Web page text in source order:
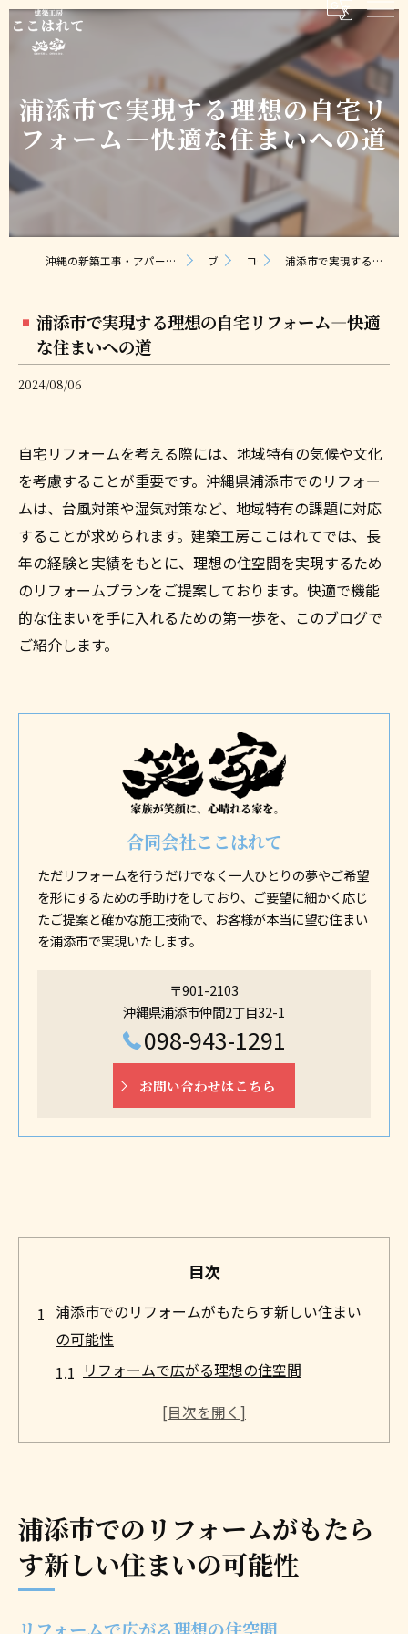
浦添市で実現する理想の自宅リ
フォーム—快適な住まいへの道
沖縄の新築工事・アパート建築なら合同会社ここはれて｜無料相談・見積り対応 ブログ コラム 浦添市で実現する理想の自宅リフォーム—快適な住まいへの道
浦添市で実現する理想の自宅リフォーム—快適
な住まいへの道
2024/08/06
自宅リフォームを考える際には、地域特有の気候や文化
を考慮することが重要です。沖縄県浦添市でのリフォー
ムは、台風対策や湿気対策など、地域特有の課題に対応
することが求められます。建築工房ここはれてでは、長
年の経験と実績をもとに、理想の住空間を実現するため
のリフォームプランをご提案しております。快適で機能
的な住まいを手に入れるための第一歩を、このブログで
ご紹介します。
合同会社ここはれて
ただリフォームを行うだけでなく一人ひとりの夢やご希望
を形にするための手助けをしており、ご要望に細かく応じ
たご提案と確かな施工技術で、お客様が本当に望む住まい
を浦添市で実現いたします。
〒901-2103
沖縄県浦添市仲間2丁目32-1
098-943-1291
お問い合わせはこちら
目次
浦添市でのリフォームがもたらす新しい住まい
の可能性
リフォームで広がる理想の住空間
浦添市のリフォームで実現する最新のイン
テリアデザイン
浦添市でのリフォームがもたらす資産価値
の向上
地域密着型リフォームのメリットと実例
浦添市でのリフォームがもたら
す新しい住まいの可能性